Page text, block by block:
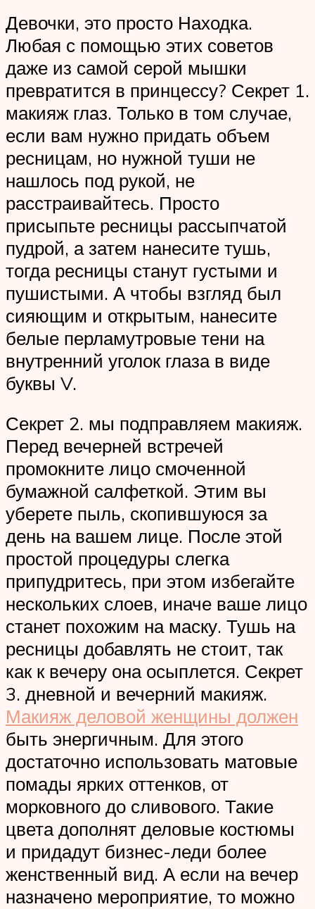
Девочки, это просто Находка.
Любая с помощью этих советов
даже из самой серой мышки
превратится в принцессу? Секрет 1.
макияж глаз. Только в том случае,
если вам нужно придать объем
ресницам, но нужной туши не
нашлось под рукой, не
расстраивайтесь. Просто
присыпьте ресницы рассыпчатой
пудрой, а затем нанесите тушь,
тогда ресницы станут густыми и
пушистыми. А чтобы взгляд был
сияющим и открытым, нанесите
белые перламутровые тени на
внутренний уголок глаза в виде
буквы V.
Секрет 2. мы подправляем макияж.
Перед вечерней встречей
промокните лицо смоченной
бумажной салфеткой. Этим вы
уберете пыль, скопившуюся за
день на вашем лице. После этой
простой процедуры слегка
припудритесь, при этом избегайте
нескольких слоев, иначе ваше лицо
станет похожим на маску. Тушь на
ресницы добавлять не стоит, так
как к вечеру она осыплется. Секрет
3. дневной и вечерний макияж.
Макияж деловой женщины должен
быть энергичным. Для этого
достаточно использовать матовые
помады ярких оттенков, от
морковного до сливового. Такие
цвета дополнят деловые костюмы
и придадут бизнес-леди более
женственный вид. А если на вечер
назначено мероприятие, то можно